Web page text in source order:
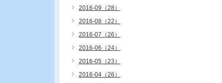
2016-09（28）
2016-08（22）
2016-07（26）
2016-06（24）
2016-05（23）
2016-04（26）